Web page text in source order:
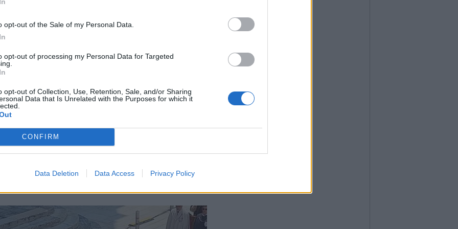
opt-out of the Sale of my Personal Data.
opt-out of processing my Personal Data for Targeted
opt-out of Collection, Use, Retention, Sale, and/or Sharing
Data that Is Unrelated with the Purposes for which it
CONFIRM
Data Deletion Data Access Privacy Policy
sui 12 apostoli, ma si divide in
– ha proseguito il prevosto -. Fuor di
cheognuno di noi ha doni particolari,
che è chiamato a mettere in
altri, fosse per questioni di prestigio, di
ricordato che noi siamo “interconnessi”,
e soprattutto nella vita. Il
ma reale delle Parrocchie cittadine
virtuosa».